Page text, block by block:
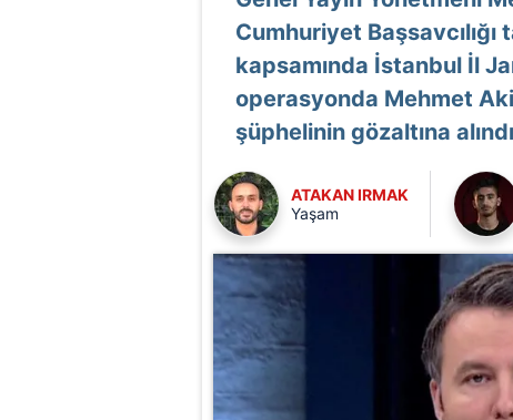
Cumhuriyet
kapsamında İstanbul İl
operasyonda Mehmet
şüphelinin gözaltına
ATAKAN IRMAK
Yaşam